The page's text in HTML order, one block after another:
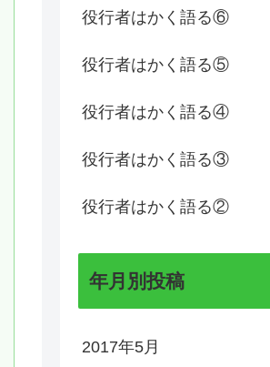
役行者はかく語る⑥
役行者はかく語る⑤
役行者はかく語る④
役行者はかく語る③
役行者はかく語る②
年月別投稿
2017年5月